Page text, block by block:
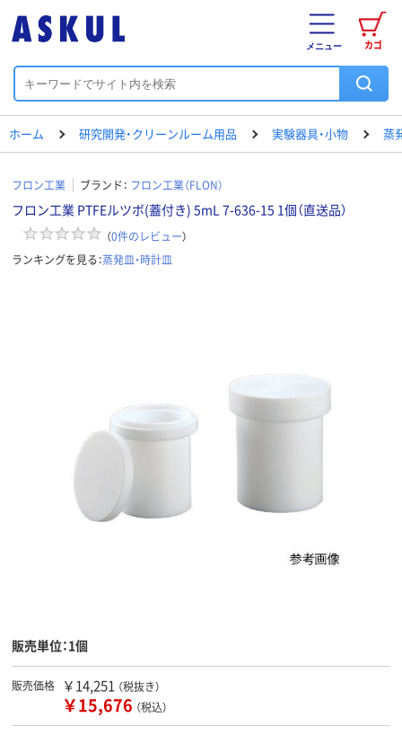
カゴ
メニュー
ホーム 研究開発・クリーンルーム用品 実験器具・小物 蒸
フロン工業 ブランド： フロン工業（FLON）
フロン工業 PTFEルツボ(蓋付き) 5mL 7-636-15 1個（直送品）
（0件のレビュー）
ランキングを見る：蒸発皿・時計皿
販売単位：1個
販売価格 ￥14,251 （税抜き）
￥15,676 （税込）